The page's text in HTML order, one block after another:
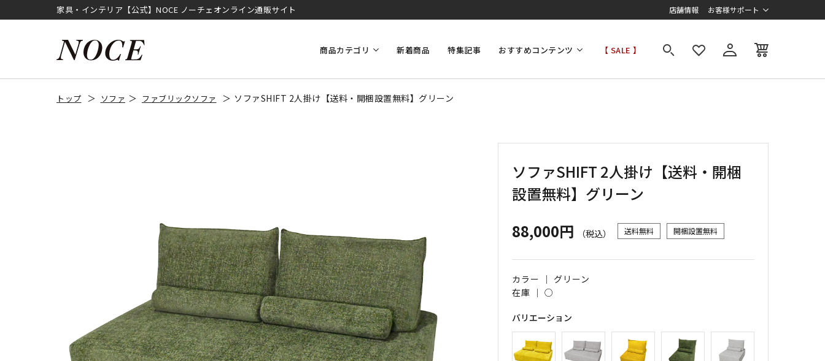
家具・インテリア【公式】NOCE ノーチェオンライン通販サイト 店舗情報 お客様サポート
商品カテゴリ 新着商品 特集記事 おすすめコンテンツ 【 SALE 】
トップ ソファ ファブリックソファ ソファSHIFT 2人掛け【送料・開梱設置無料】グリーン
ソファSHIFT 2人掛け【送料・開梱
設置無料】グリーン
88,000円
（税込） 送料無料 開梱設置無料
カラー ｜ グリーン
在庫 ｜○
バリエーション